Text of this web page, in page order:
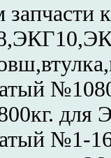
запчасти к
№1-